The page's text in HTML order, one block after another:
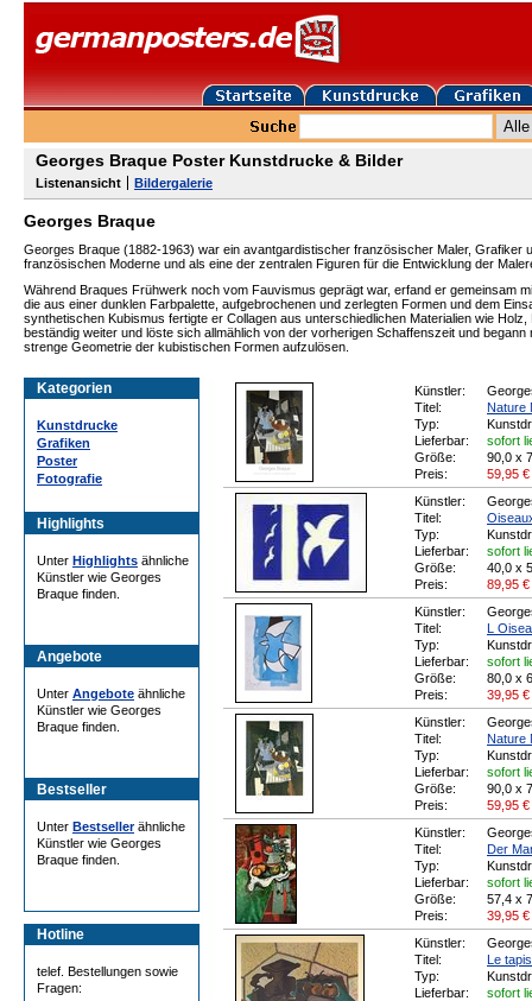
Georges Braque Poster Kunstdrucke & Bilder
Listenansicht Bildergalerie
Georges Braque
Georges Braque (1882-1963) war ein avantgardistischer französischer Maler, Grafiker
französischen Moderne und als eine der zentralen Figuren für die Entwicklung der
Während Braques Frühwerk noch vom Fauvismus geprägt war, erfand er gemeinsam
die aus einer dunklen Farbpalette, aufgebrochenen und zerlegten Formen und dem
synthetischen Kubismus fertigte er Collagen aus unterschiedlichen Materialien wie
beständig weiter und löste sich allmählich von der vorherigen Schaffenszeit und
strenge Geometrie der kubistischen Formen aufzulösen.
Kategorien
Kunstdrucke
Grafiken
Poster
Fotografie
Highlights
Unter Highlights ähnliche
Künstler wie Georges
Braque finden.
Angebote
Unter Angebote ähnliche
Künstler wie Georges
Braque finden.
Bestseller
Unter Bestsellerähnliche
Künstler wie Georges
Braque finden.
Hotline
telef. Bestellungen sowie
Fragen:
Künstler:
Titel:
Nature
Typ:
Lieferbar:
sofort
Größe:
90,0 x
Preis:
59,95 €
Künstler:
Titel:
Typ:
Lieferbar:
sofort
Größe:
40,0 x
Preis:
89,95 €
Künstler:
Titel:
L
Typ:
Lieferbar:
sofort
Größe:
80,0 x
Preis:
39,95 €
Künstler:
Titel:
Nature
Typ:
Lieferbar:
sofort
Größe:
90,0 x
Preis:
59,95 €
Künstler:
Titel:
Der
Typ:
Lieferbar:
sofort
Größe:
57,4 x
Preis:
39,95 €
Künstler:
Titel:
Le
Typ:
Lieferbar:
sofort